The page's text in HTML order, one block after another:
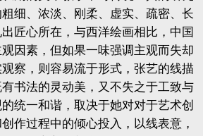
细、浓淡、刚柔、虚实、疏密、长
匠心所在，与西洋绘画相比，中国
因素，但如果一味强调主观而失却
察，则容易流于形式，张艺的线描
书法的灵动美，又不失之于工致与
统一和谐，取决于她对对于艺术创
作过程中的倾心投入，以线表意，